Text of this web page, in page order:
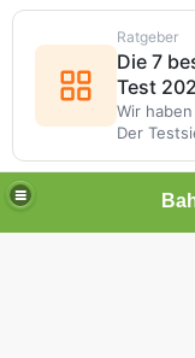
Ratgeber
Die 7
Test
Wir
Der